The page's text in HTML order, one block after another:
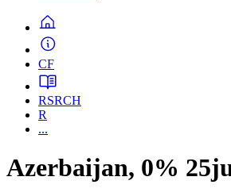
CF
RSRCH
R
...
Azerbaijan, 0%